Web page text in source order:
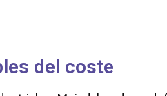
del coste